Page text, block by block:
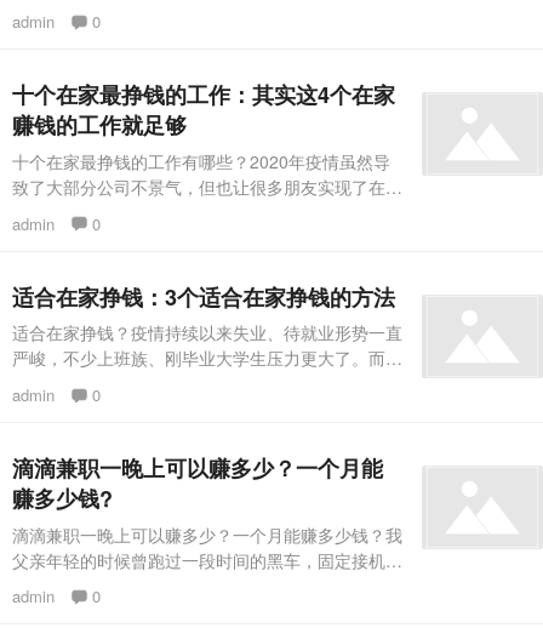
的副业，最好是能够呆在家里面。当然有！通过网络
做内容创业，每天下班后晚上7点到12点将你写的文
可以赚取平台收益了。1.任务平台任务平台就是给没
资源没人脉的人准备的，适合一般的在校学生，每天
动动手指就能赚些钱，一天赚个80-110伙食费很简
单，缺点是没什么成长空间
admin 0
十个在家最挣钱的工作：其实这4个在家
赚钱的工作就足够
十个在家最挣钱的工作有哪些？2020年疫情虽然导
致了大部分公司不景气，但也让很多朋友实现了在家
办公的梦想，既不用挤公交地铁，把时间浪费在上下
班的路上，还能赚钱，有工作就在办公软件上通知一
关系。难得体验了在家工作的轻松，但还是避免不了
疫情结束要继续回到职场朝九晚五。那么，我们要怎
么样实现能在家工作挣钱呢？其实据小编实践经验做
下面这4个在家赚钱的工作就足够
admin 0
适合在家挣钱：3个适合在家挣钱的方法
适合在家挣钱？疫情持续以来失业、待就业形势一直
严峻，不少上班族、刚毕业大学生压力更大了。而现
在不少大学生包括正在上班的人还是都喜欢自由职
业，想着有一天能找一些能在家就可以挣钱的方法或
钱养活自己了。虽然在家赚钱这件事让不少人都向
往，但网上鱼龙混杂忽悠人的挣钱项目不少，选择一
个靠谱的赚钱方法尤为重要，今天副业网小编就分享
3个适合在家挣钱的方法，希望能帮助到
admin 0
滴滴兼职一晚上可以赚多少？一个月能
赚多少钱?
滴滴兼职一晚上可以赚多少？一个月能赚多少钱？我
父亲年轻的时候曾跑过一段时间的黑车，固定接机场
线的那种，黑车和普通上班族一样，每天早晨六点多
开始跑，跑到晚上六点多，一天工作12个小时左
admin 0